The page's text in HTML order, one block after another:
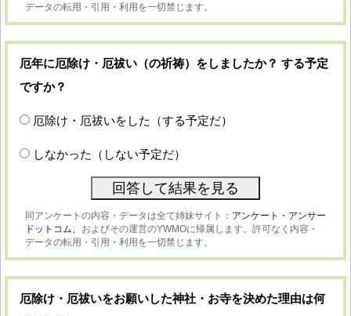
データの転用・引用・利用を一切禁じます。
厄年に厄除け・厄祓い（の祈祷）をしましたか？ する予定
ですか？
厄除け・厄祓いをした（する予定だ）
しなかった（しない予定だ）
同アンケートの内容・データは全て姉妹サイト： アンケート・アンサー
ドットコム、 およびその運営のYWMOに帰属します。許可なく内容・
データの転用・引用・利用を一切禁じます。
厄除け・厄祓いをお願いした神社・お寺を決めた理由は何